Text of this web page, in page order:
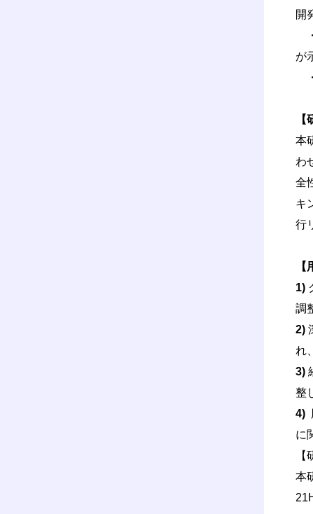
開
が
本
わ
全
キ
行
【
1)
調
2)
れ
3)
整
4)
に
【
本